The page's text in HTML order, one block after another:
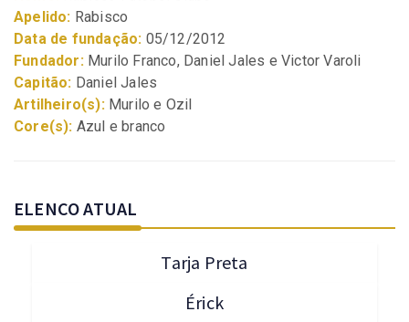
Apelido: Rabisco
Data de fundação: 05/12/2012
Fundador: Murilo Franco, Daniel Jales e Victor Varoli
Capitão: Daniel Jales
Artilheiro(s): Murilo e Ozil
Core(s): Azul e branco
ELENCO ATUAL
Tarja Preta
Érick